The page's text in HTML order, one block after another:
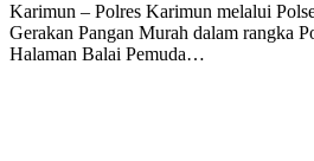
Karimun – Polres Karimun melalui
Gerakan Pangan Murah dalam rangka
Halaman Balai Pemuda…